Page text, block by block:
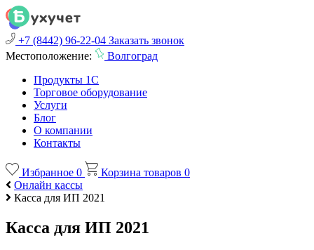
+7 (8442) 96-22-04 Заказать звонок
Местоположение:
Волгоград
Продукты 1С
Торговое оборудование
Услуги
Блог
О компании
Контакты
Избранное 0 Корзина товаров 0
Онлайн кассы
Касса для ИП 2021
Касса для ИП 2021